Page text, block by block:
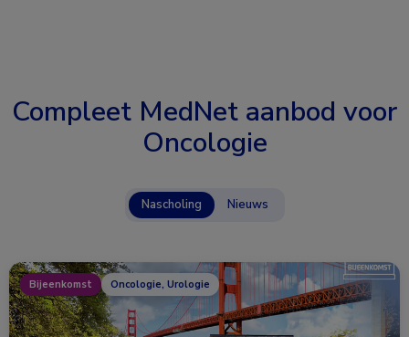
Compleet MedNet aanbod voor
Oncologie
Nascholing Nieuws
Bijeenkomst Oncologie, Urologie